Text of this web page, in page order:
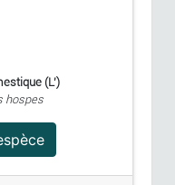
(L')
hospes